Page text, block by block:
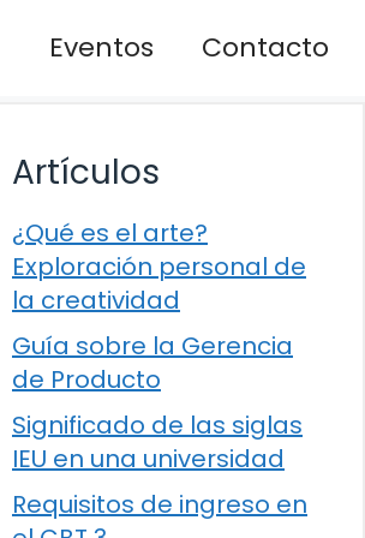
Eventos Contacto
Artículos
¿Qué es el arte?
Exploración personal de
la creatividad
Guía sobre la Gerencia
de Producto
Significado de las siglas
IEU en una universidad
Requisitos de ingreso en